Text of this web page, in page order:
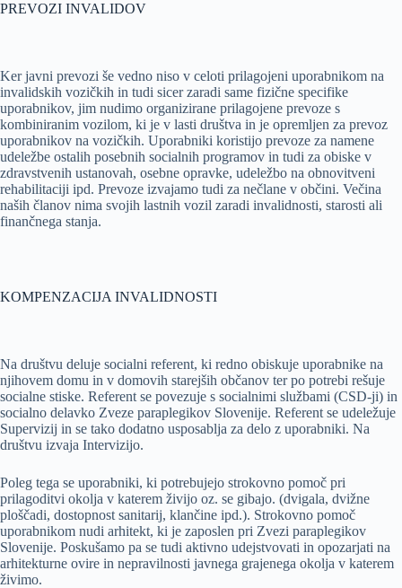
PREVOZI INVALIDOV
Ker javni prevozi še vedno niso v celoti prilagojeni uporabnikom na
invalidskih vozičkih in tudi sicer zaradi same fizične specifike
uporabnikov, jim nudimo organizirane prilagojene prevoze s
kombiniranim vozilom, ki je v lasti društva in je opremljen za prevoz
uporabnikov na vozičkih. Uporabniki koristijo prevoze za namene
udeležbe ostalih posebnih socialnih programov in tudi za obiske v
zdravstvenih ustanovah, osebne opravke, udeležbo na obnovitveni
rehabilitaciji ipd. Prevoze izvajamo tudi za nečlane v občini. Večina
naših članov nima svojih lastnih vozil zaradi invalidnosti, starosti ali
finančnega stanja.
KOMPENZACIJA INVALIDNOSTI
Na društvu deluje socialni referent, ki redno obiskuje uporabnike na
njihovem domu in v domovih starejših občanov ter po potrebi rešuje
socialne stiske. Referent se povezuje s socialnimi službami (CSD-ji) in
socialno delavko Zveze paraplegikov Slovenije. Referent se udeležuje
Supervizij in se tako dodatno usposablja za delo z uporabniki. Na
društvu izvaja Intervizijo.
Poleg tega se uporabniki, ki potrebujejo strokovno pomoč pri
prilagoditvi okolja v katerem živijo oz. se gibajo. (dvigala, dvižne
ploščadi, dostopnost sanitarij, klančine ipd.). Strokovno pomoč
uporabnikom nudi arhitekt, ki je zaposlen pri Zvezi paraplegikov
Slovenije. Poskušamo pa se tudi aktivno udejstvovati in opozarjati na
arhitekturne ovire in nepravilnosti javnega grajenega okolja v katerem
živimo.